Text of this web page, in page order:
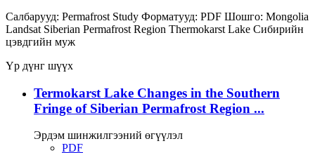
Салбарууд: Permafrost Study Форматууд: PDF Шошго: Mongolia
Landsat Siberian Permafrost Region Thermokarst Lake Сибирийн
цэвдгийн муж
Үр дүнг шүүх
Termokarst Lake Changes in the Southern
Fringe of Siberian Permafrost Region ...
Эрдэм шинжилгээний өгүүлэл
PDF